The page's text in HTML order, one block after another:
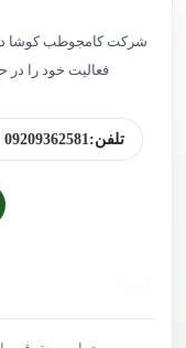
فعالیت خود را
تلفن:09209362581